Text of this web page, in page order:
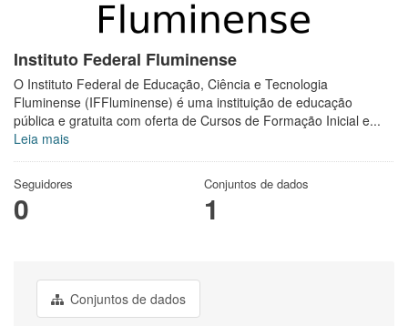
Instituto Federal Fluminense
O Instituto Federal de Educação, Ciência e Tecnologia
Fluminense (IFFluminense) é uma instituição de educação
pública e gratuita com oferta de Cursos de Formação Inicial e...
Leia mais
Seguidores
0
Conjuntos de dados
1
Conjuntos de dados